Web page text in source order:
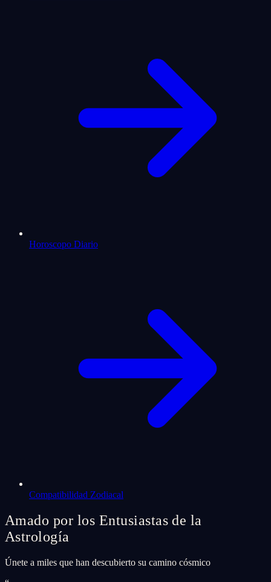
Horoscopo Diario
Compatibilidad Zodiacal
Amado por los Entusiastas de la
Astrología
Únete a miles que han descubierto su camino cósmico